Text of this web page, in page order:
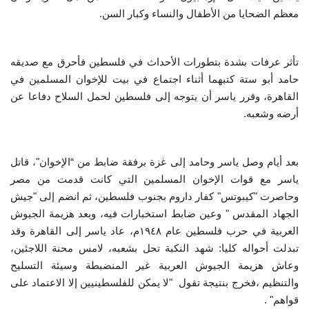
معظم الضحايا من الأطفال والنساء وكبار السن.
تأثر عرفات بشدة بتطورات الأحداث في فلسطين فأحرق مع صديقه
حامد أبو ستة كتبهما أثناء اجتماع في بيت للإخوان المسلمين في
القاهرة، وقرر ياسر أن يتوجه إلى فلسطين لحمل السلاح دفاعا عن
أرضه وشعبه.
بعد أيام وصل ياسر وحامد إلى غزة برفقة ضابط من “الإخوان"، قاتل
ياسر مع قوات الإخوان المسلمين التي كانت قدمت من مصر
وحاصرت "كيبوتس" كفار داروم بجنوب فلسطين، ثم انضم إلى "جيش
الجهاد المقدس " وعين ضابط استخبارات فيه، وبعد هزيمة الجيوش
العربية في حرب فلسطين عام ١٩٤٨م، عاد ياسر إلى القاهرة وقد
تبدلت أحواله كليا: شهد النكبة تحل بشعبه، لامس محنة اللاجئين،
وعاش هزيمة الجيوش العربية غير المنضبطة وسيئة التسليح
والتنظيم ،فخرج بنتيجة تقول "لا يمكن للفلسطينيين إلا الاعتماد على
قواهم" .